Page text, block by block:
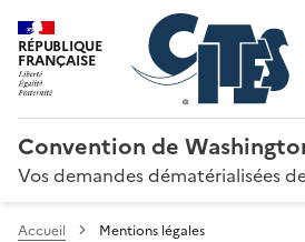
RÉPUBLIQUE
FRANÇAISE
Convention de
Vos demandes dématérialisées
Accueil Mentions légales